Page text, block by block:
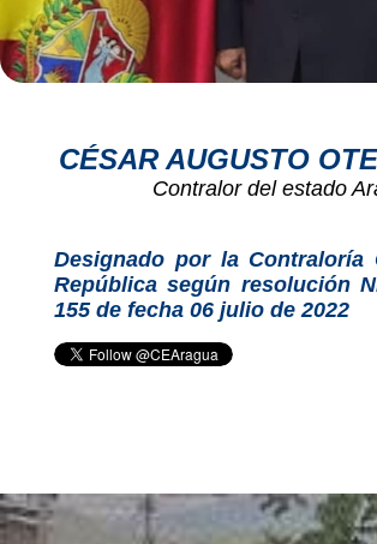
CÉSAR AUGUSTO
Contralor del estado
Designado por la Contraloría
República según resolución
155 de fecha 06 julio de 2022